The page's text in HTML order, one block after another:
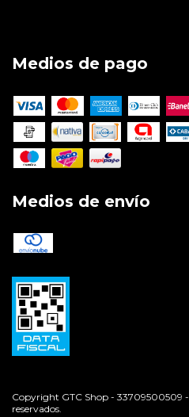
Medios de pago
Medios de envío
Copyright GTC Shop - 33709500509 -
reservados.